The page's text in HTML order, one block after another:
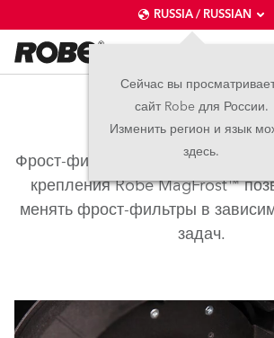
RUSSIA / RUSSIAN
Сейчас вы
сайт Robe для России.
Изменить регион и язык
здесь.
MagFrost™
Фрост-фильтры – это быстро!
крепления Robe MagFrost™
менять фрост-фильтры в
задач.